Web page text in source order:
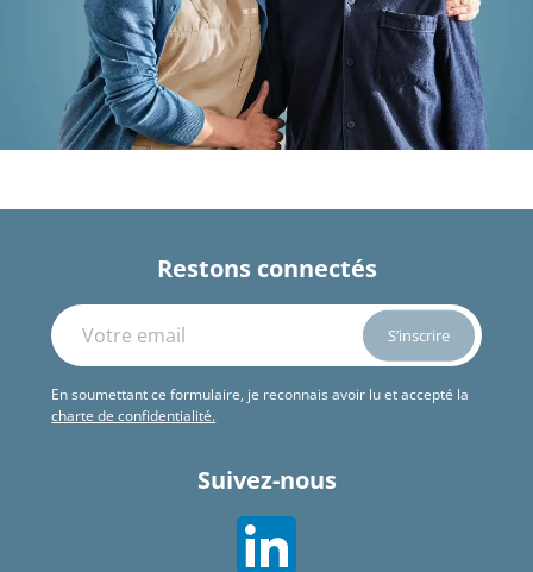
Restons connectés
En soumettant ce formulaire, je reconnais avoir lu et accepté la
charte de confidentialité.
Suivez-nous